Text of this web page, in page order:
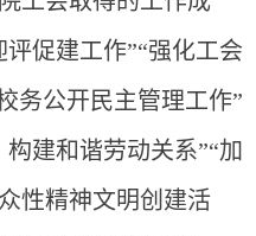
促建工作”“强化工会
务公开民主管理工作”
建和谐劳动关系”“加
性精神文明创建活